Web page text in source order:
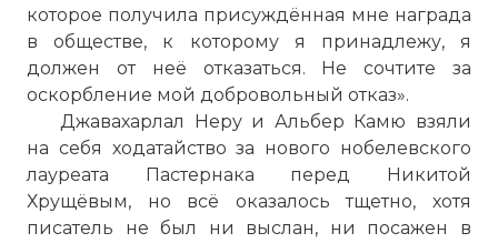
которое получила присуждённая мне награда
в обществе, к которому я принадлежу, я
должен от неё отказаться. Не сочтите за
оскорбление мой добровольный отказ».
Джавахарлал Неру и Альбер Камю взяли
на себя ходатайство за нового нобелевского
лауреата Пастернака перед Никитой
Хрущёвым, но всё оказалось тщетно, хотя
писатель не был ни выслан, ни посажен в